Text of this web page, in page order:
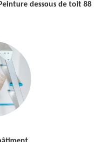
Peinture dessous de toit 88